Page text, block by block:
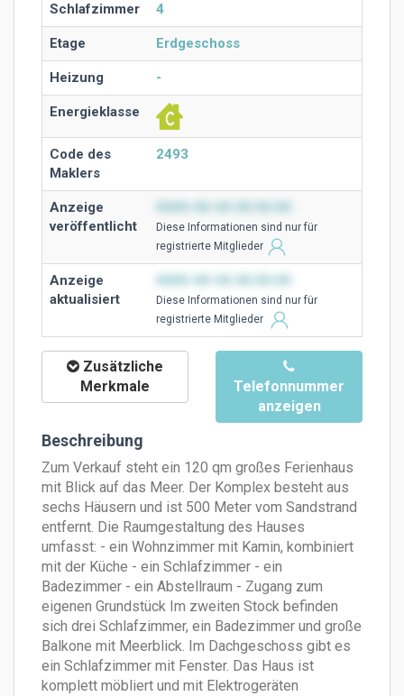
Schlafzimmer 4
Etage Erdgeschoss
Heizung -
Energieklasse
Code des
Maklers
2493
Anzeige
veröffentlicht
Diese Ιnformationen sind nur für
registrierte Mitglieder
Anzeige
aktualisiert
Diese Ιnformationen sind nur für
registrierte Mitglieder
Zusätzliche
Merkmale
Telefonnummer
anzeigen
Beschreibung
Zum Verkauf steht ein 120 qm großes Ferienhaus
mit Blick auf das Meer. Der Komplex besteht aus
sechs Häusern und ist 500 Meter vom Sandstrand
entfernt. Die Raumgestaltung des Hauses
umfasst: - ein Wohnzimmer mit Kamin, kombiniert
mit der Küche - ein Schlafzimmer - ein
Badezimmer - ein Abstellraum - Zugang zum
eigenen Grundstück Im zweiten Stock befinden
sich drei Schlafzimmer, ein Badezimmer und große
Balkone mit Meerblick. Im Dachgeschoss gibt es
ein Schlafzimmer mit Fenster. Das Haus ist
komplett möbliert und mit Elektrogeräten